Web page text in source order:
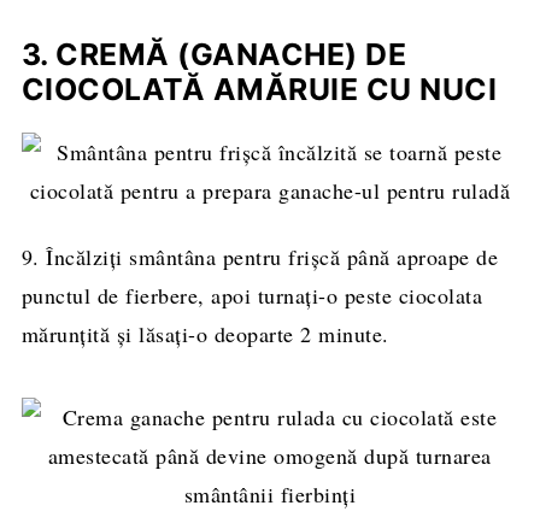
3. CREMĂ (GANACHE) DE
CIOCOLATĂ AMĂRUIE CU NUCI
9. Încălziți smântâna pentru frișcă până aproape de
punctul de fierbere, apoi turnați-o peste ciocolata
mărunțită și lăsați-o deoparte 2 minute.